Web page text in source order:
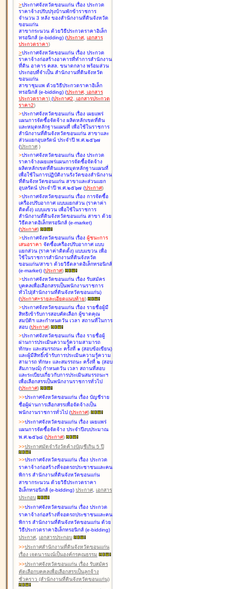
>ประกาศจังหวัดขอนแก่น เรื่อง ประกวด
ราคาจ้างปรับปรุงบ้านพักข้าราชการ
จำนวน 3 หลัง ของสำนักงานที่ดินจังหวัด
ขอนแก่น
สาขากระนวน ด้วยวิธีประกวดราคาอิเล็ก
ทรอนิกส์ (e-bidding) (ประกาศ, เอกสาร
ประกวดราคา)
>ประกาศจังหวัดขอนแก่น เรื่อง ประกวด
ราคาจ้างก่อสร้างอาคารที่ทำการสำนักงาน
ที่ดิน อาคาร คสล. ขนาดกลาง พร้อมส่วน
ประกอบที่จำเป็น สำนักงานที่ดินจังหวัด
ขอนแก่น
สาขาชุมแพ ด้วยวิธีประกวดราคาอิเล็ก
ทรอนิกส์ (e-bidding) (ประกาศ, เอกสาร
ประกวดราคา) (ประกาศ2, เอกสารประกวด
ราคา2)
>ประกาศจังหวัดขอนแก่น เรื่อง เผยแพร่
แผนการจัดซื้อจัดจ้าง ผลิตหลักเขตที่ดิน
และหมุดหลักฐานแผนที่ เพื่อใช้ในราชการ
สำนักงานที่ดินจังหวัดขอนแก่น สาขาและ
ส่วนแยกอุบลรัตน์ ประจำปี พ.ศ.๒๕๖๗
(ประกาศ )
>ประกาศจังหวัดขอนแก่น เรื่อง ประกวด
ราคาจ้างเผยแพร่แผนการจัดซื้อจัดจ้าง
ผลิตหลักเขตที่ดินและหมุดหลักฐานแผนที่
เพื่อใช้ในการปฏิบัติงานรังวัดของสำนักงาน
ที่ดินจังหวัดขอนแก่น สาขาและส่วนแยก
อุบลรัตน์ ประจำปี พ.ศ.๒๕๖๗ (ประกาศ)
>ประกาศจังหวัดขอนแก่น เรื่อง การจัดซื้อ
เครื่องปรับอากาศ แบบแยกส่วน (ราคาค่า
ติดตั้ง) แบบแขวน เพื่อใช้ในราชการ
สำนักงานที่ดินจังหวัดขอนแก่น สาขา ด้วย
วิธีตลาดอิเล็กทรอนิกส์ (e-market)
(ประกาศ)
>ประกาศจังหวัดขอนแก่น เรื่อง ผู้ชนะการ
เสนอราคา จัดซื้อเครื่องปรับอากาศ แบบ
แยกส่วน (ราคาค่าติดตั้ง) แบบแขวน เพื่อ
ใช้ในราชการสำนักงานที่ดินจังหวัด
ขอนแก่น/สาขา ด้วยวิธีตลาดอิเล็กทรอนิกส์
(e-market) (ประกาศ)
>ประกาศจังหวัดขอนแก่น เรื่อง รับสมัคร
บุคคลเพื่อเลือกสรรเป็นพนักงานราชการ
ทั่วไป(สำนักงานที่ดินจังหวัดขอนแก่น)
(ประกาศ+รายละเอียดแนบท้าย)
>ประกาศจังหวัดขอนแก่น เรื่อง รายชื่อผู้มี
สิทธิเข้ารับการสอบคัดเลือก ผู้ขาดคุณ
สมบัติฯ และกำหนดวัน เวลา สถานที่ในการ
สอบ (ประกาศ)
>ประกาศจังหวัดขอนแก่น เรื่อง รายชื่อผู้
ผ่านการประเมินความรู้ความสามารถ
ทักษะ และสมรรถนะ ครั้งที่ ๑ (สอบข้อเขียน)
และผู้มีสิทธิ์เข้ารับการประเมินความรู้ความ
สามารถ ทักษะ และสมรรถนะ ครั้งที่ ๒ (สอบ
สัมภาษณ์) กำหนดวัน เวลา สถานที่สอบ
และระเบียบเกี่ยวกับการประเมินสมรรถนะฯ
เพื่อเลือกสรรเป็นพนักงานราชการทั่วไป
(ประกาศ)
>>ประกาศจังหวัดขอนแก่น เรื่อง บัญชีราย
ชื่อผู้ผ่านการเลือกสรรเพื่อจัดจ้างเป็น
พนักงานราชการทั่วไป (ประกาศ)
>>ประกาศจังหวัดขอนแก่น เรื่อง เผยแพร่
แผนการจัดซื้อจัดจ้าง ประจำปีงบประมาณ
พ.ศ.๒๕๖๘ (ประกาศ)
>>ประกาศมัดจำรังวัดค้างบัญชีเกิน 5 ปี
>>ประกาศจังหวัดขอนแก่น เรื่อง ประกวด
ราคาจ้างก่อสร้างที่จอดรถประชาชนและคน
พิการ สำนักงานที่ดินจังหวัดขอนแก่น
สาขากระนวน ด้วยวิธีประกวดราคา
อิเล็กทรอนิกส์ (e-bidding) ประกาศ, เอกสาร
ประกอบ
>>ประกาศจังหวัดขอนแก่น เรื่อง ประกวด
ราคาจ้างก่อสร้างที่จอดรถประชาชนและคน
พิการ สำนักงานที่ดินจังหวัดขอนแก่น ด้วย
วิธีประกวดราคาอิเล็กทรอนิกส์ (e-bidding)
ประกาศ, เอกสารประกอบ
>>ประกาศสำนักงานที่ดินจังหวัดขอนแก่น
เรื่อง เจตนารมณ์เป็นองค์กรคุณธรรม
>>ประกาศจังหวัดขอนแก่น เรื่อง รับสมัคร
คัดเลือกบุคคลเพื่อเลือกสรรเป็นลูกจ้าง
ชั่วคราว (สำนักงานที่ดินจังหวัดขอนแก่น)